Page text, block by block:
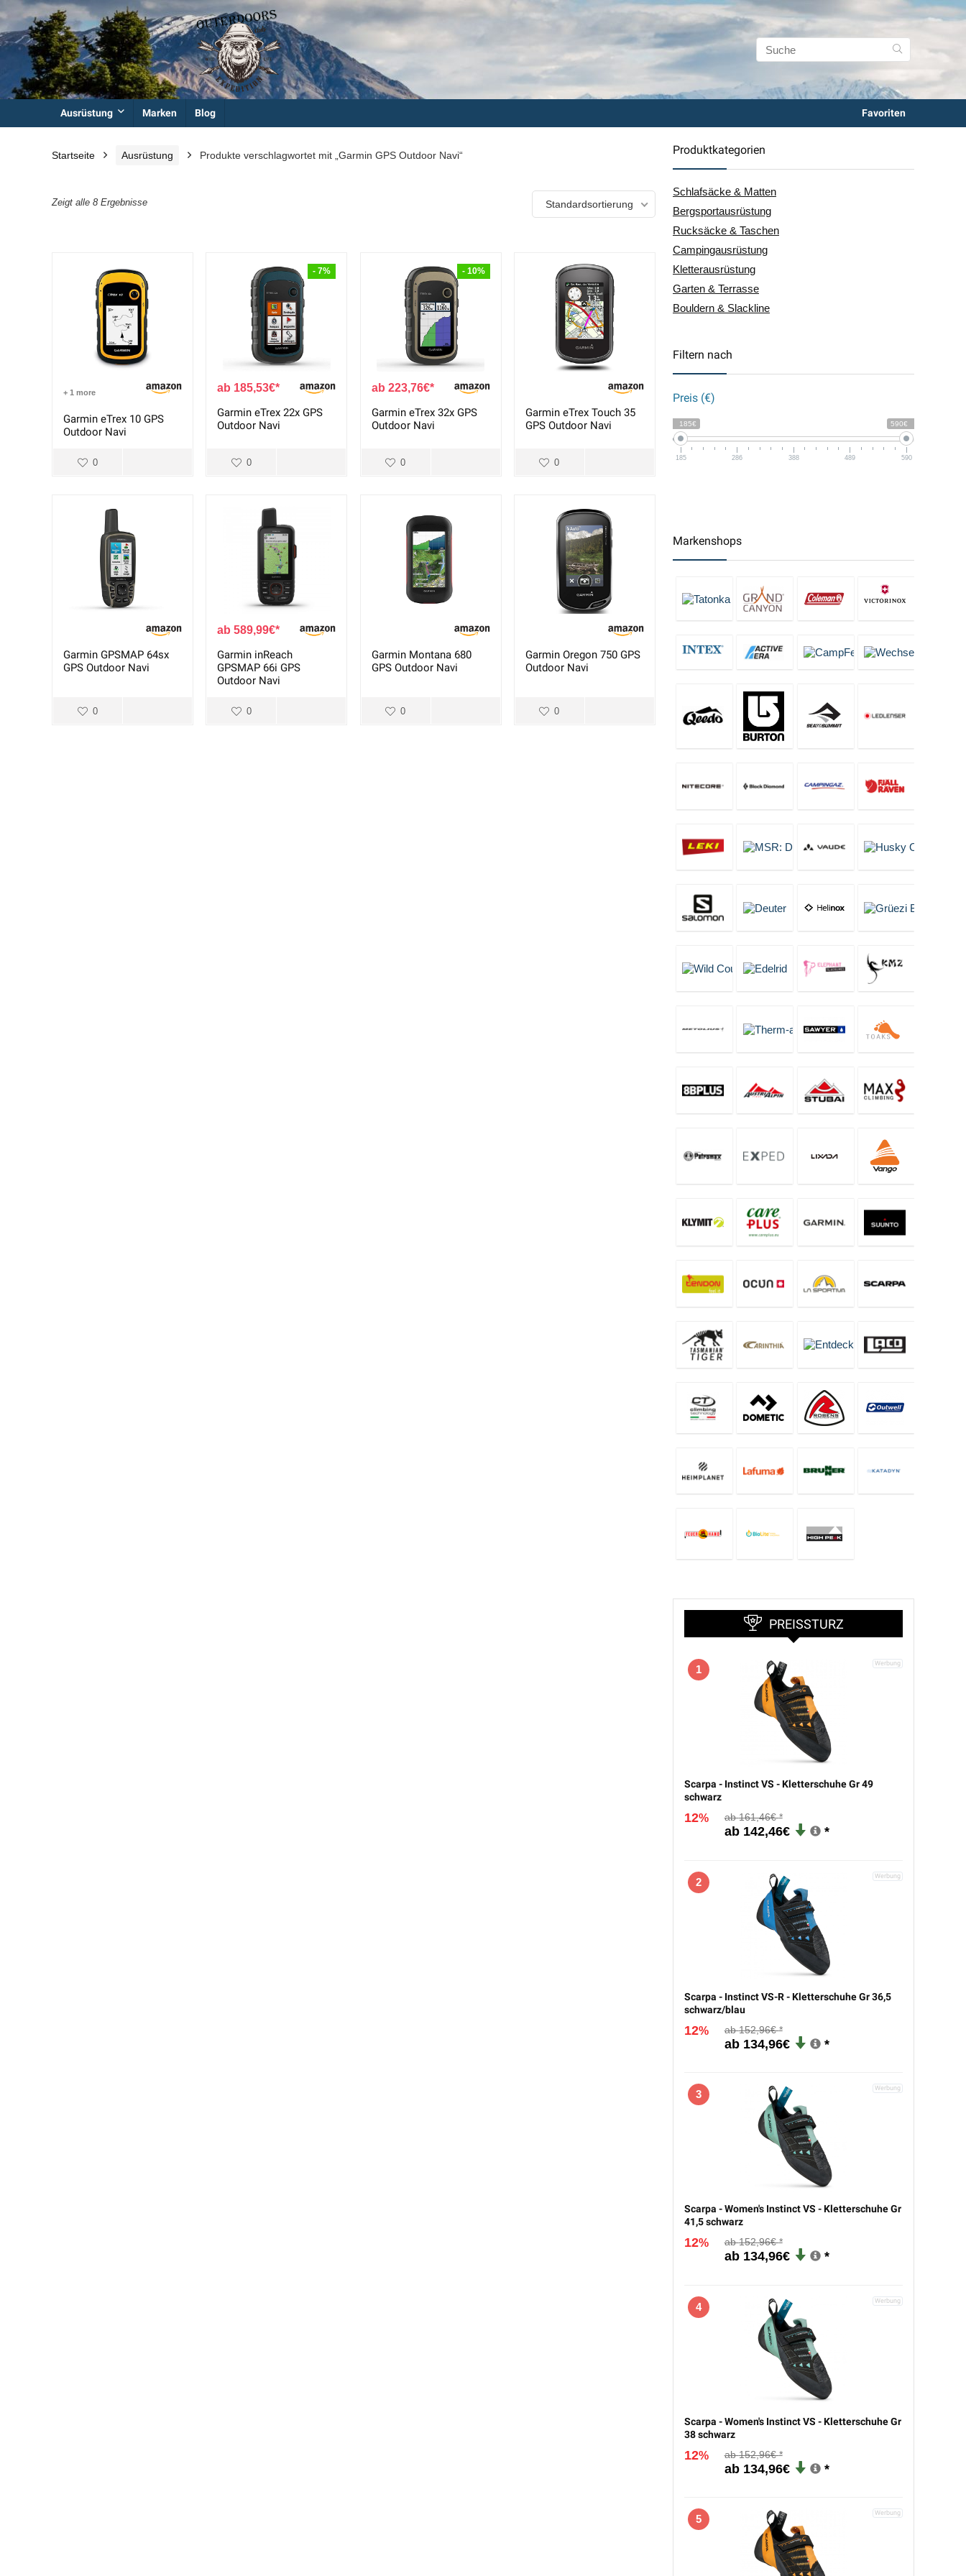
Ausrüstung Marken Blog Favoriten
Startseite Ausrüstung Produkte verschlagwortet mit „Garmin GPS Outdoor Navi“
Zeigt alle 8 Ergebnisse Standardsortierung
+ 1 more
Garmin eTrex 10 GPS
Outdoor Navi
0
- 7%
185,53€
Garmin eTrex 22x GPS
Outdoor Navi
0
- 10%
223,76€
Garmin eTrex 32x GPS
Outdoor Navi
0
Garmin eTrex Touch 35
GPS Outdoor Navi
0
Garmin GPSMAP 64sx
GPS Outdoor Navi
0
589,99€
Garmin inReach
GPSMAP 66i GPS
Outdoor Navi
0
Garmin Montana 680
GPS Outdoor Navi
0
Garmin Oregon 750 GPS
Outdoor Navi
0
Produktkategorien
Schlafsäcke & Matten
Bergsportausrüstung
Rucksäcke & Taschen
Campingausrüstung
Kletterausrüstung
Garten & Terrasse
Bouldern & Slackline
Filtern nach
Preis (€)
185€ 590€
185 286 388 489 590
Markenshops
PREISSTURZ
1
Scarpa - Instinct VS - Kletterschuhe Gr 49
schwarz
12% 161,46€
142,46€
2
Scarpa - Instinct VS-R - Kletterschuhe Gr 36,5
schwarz/blau
12% 152,96€
134,96€
3
Scarpa - Women's Instinct VS - Kletterschuhe Gr
41,5 schwarz
12% 152,96€
134,96€
4
Scarpa - Women's Instinct VS - Kletterschuhe Gr
38 schwarz
12% 152,96€
134,96€
5